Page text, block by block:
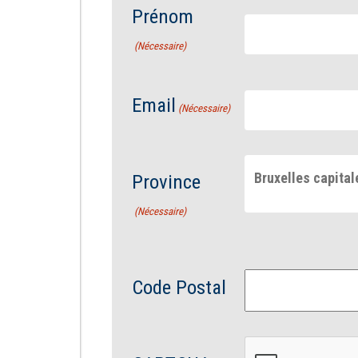
Prénom
(Nécessaire)
Email (Nécessaire)
Province
(Nécessaire)
Bruxelles
Code Postal